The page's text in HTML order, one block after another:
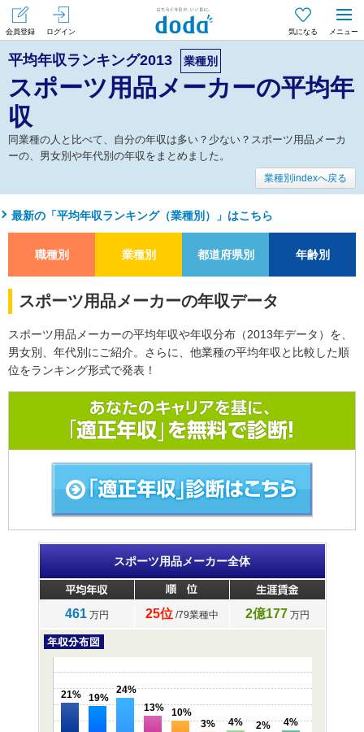
会員登録
ログイン
気になる
平均年収ランキング2013 業種別
スポーツ用品メーカーの平均年
収
同業種の人と比べて、自分の年収は多い？少ない？スポーツ用品メーカ
ーの、男女別や年代別の年収をまとめました。
業種別indexへ戻る
最新の「平均年収ランキング（業種別）」はこちら
職種別 業種別 都道府県別 年齢別
スポーツ用品メーカーの年収データ
スポーツ用品メーカーの平均年収や年収分布（2013年データ）を、
男女別、年代別にご紹介。さらに、他業種の平均年収と比較した順
位をランキング形式で発表！
スポーツ用品メーカー全体
461 万円 25位 /79業種中 2億177 万円
21% 19%
24%
13%
10%
3%
4% 2% 4%